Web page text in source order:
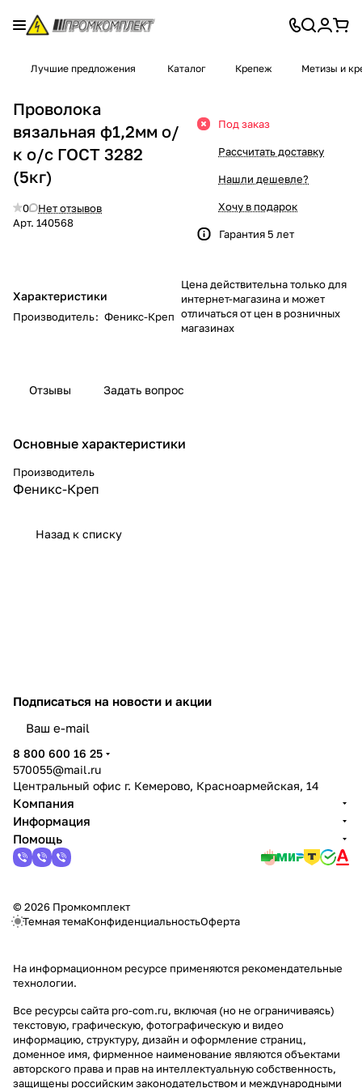
Лучшие предложения Каталог Крепеж Метизы и
Проволока
вязальная ф1,2мм о/
к о/с ГОСТ 3282
(5кг)
0
Нет отзывов
Арт. 140568
Характеристики
Производитель: Феникс-Креп
Под заказ
Рассчитать доставку
Нашли дешевле?
Хочу в подарок
Гарантия 5 лет
Цена действительна только для
интернет-магазина и может
отличаться от цен в розничных
магазинах
Отзывы Задать вопрос
Основные характеристики
Производитель
Феникс-Креп
Назад к списку
Подписаться на новости и акции
8 800 600 16 25
570055@mail.ru
Центральный офис г. Кемерово, Красноармейская, 14
Компания
Информация
Помощь
© 2026 Промкомплект
Темная темаКонфиденциальностьОферта
На информационном ресурсе применяются рекомендательные
технологии.
Все ресурсы сайта pro-com.ru, включая (но не ограничиваясь)
текстовую, графическую, фотографическую и видео
информацию, структуру, дизайн и оформление страниц,
доменное имя, фирменное наименование являются объектами
авторского права и прав на интеллектуальную собственность,
защищены российским законодательством и международными